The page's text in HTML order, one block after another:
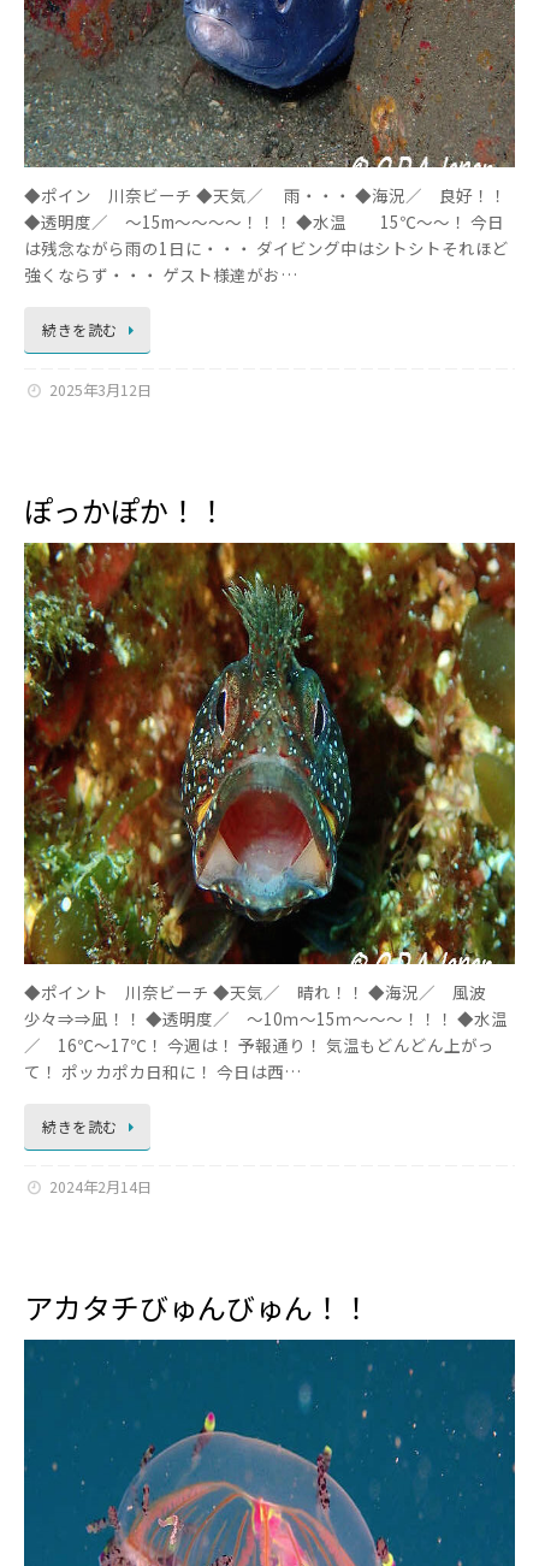
◆ポイン 川奈ビーチ ◆天気／ 雨・・・ ◆海況／ 良好！！
◆透明度／ ～15m～～～～！！！ ◆水温 15℃～～！ 今日
は残念ながら雨の1日に・・・ ダイビング中はシトシトそれほど
強くならず・・・ ゲスト様達がお…
続きを読む
2025年3月12日
ぽっかぽか！！
◆ポイント 川奈ビーチ ◆天気／ 晴れ！！ ◆海況／ 風波
少々⇒⇒凪！！ ◆透明度／ ～10ｍ～15ｍ～～～！！！ ◆水温
／ 16℃～17℃！ 今週は！ 予報通り！ 気温もどんどん上がっ
て！ ポッカポカ日和に！ 今日は西…
続きを読む
2024年2月14日
アカタチびゅんびゅん！！